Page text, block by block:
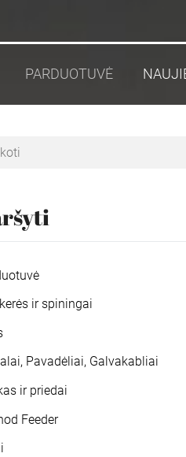
PARDUOTUVĖ
ir spiningai
Pavadėliai, Galvakabliai
ir priedai
Feeder